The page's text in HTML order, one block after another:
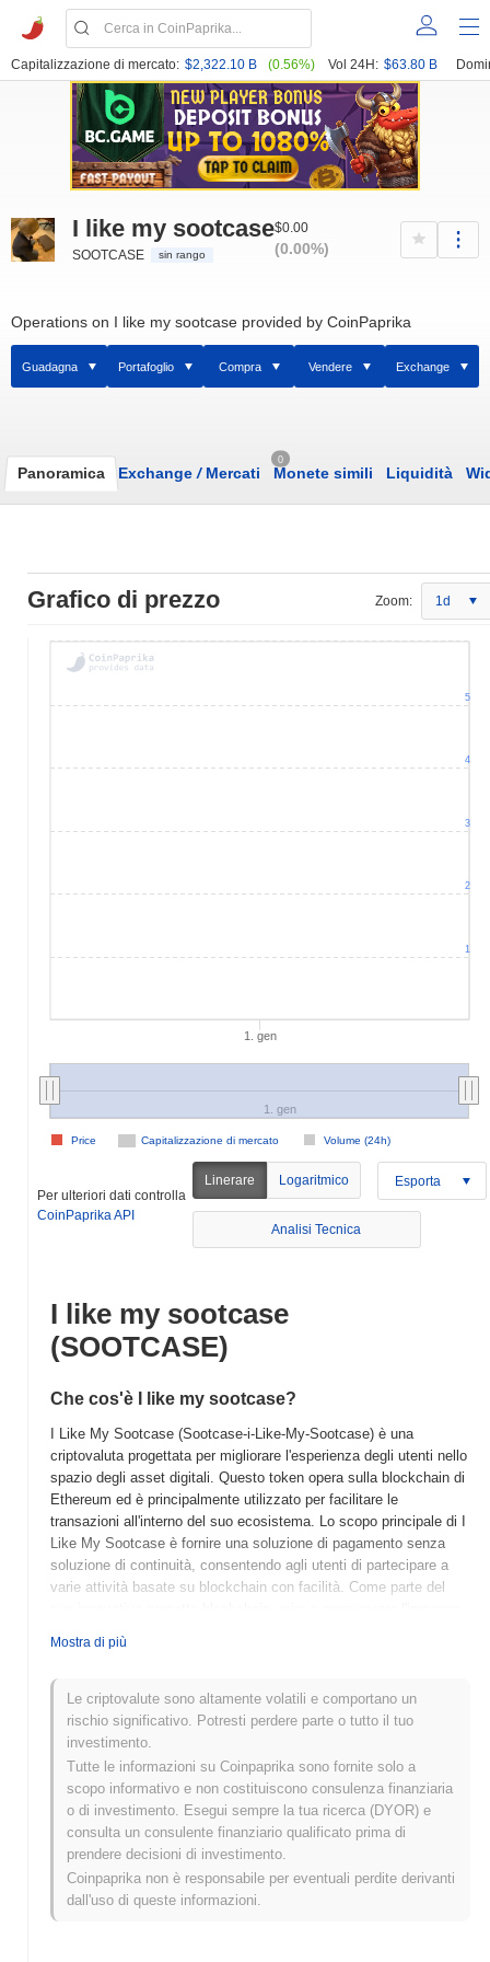
Capitalizzazione di mercato: $2,322.10 B (0.56%) Vol 24H: $63.80 B
I like my sootcase
SOOTCASE sin rango
$0.00
(0.00%)
Operations on I like my sootcase provided by CoinPaprika
Guadagna Portafoglio Compra Vendere Exchange
Panoramica Exchange /Mercati
0
Monete simili Liquidità
Grafico di prezzo Zoom: 1d
1. gen
Capitalizzazione di mercato Volume (24h)
Price
1. gen
1
2
3
4
5
Per ulteriori dati controlla
CoinPaprika API
Linerare Logaritmico Esporta
Analisi Tecnica
I like my sootcase
(SOOTCASE)
Che cos'è I like my sootcase?
I Like My Sootcase (Sootcase-i-Like-My-Sootcase) è una
criptovaluta progettata per migliorare l'esperienza degli utenti nello
spazio degli asset digitali. Questo token opera sulla blockchain di
Ethereum ed è principalmente utilizzato per facilitare le
transazioni all'interno del suo ecosistema. Lo scopo principale di I
Like My Sootcase è fornire una soluzione di pagamento senza
soluzione di continuità, consentendo agli utenti di partecipare a
varie attività basate su blockchain con facilità. Come parte del
I Like My Sootcase è stato lanciato nel 2021 come un progetto
unico volto a combinare elementi di branding di stile di vita con la
criptovaluta. Sviluppato da un team appassionato di viaggi e
espressione personale, il progetto ha rapidamente guadagnato
terreno all'interno di comunità di nicchia. È stato inizialmente
elencato su diversi exchange decentralizzati, il che ha contribuito
ad aumentare la sua visibilità e ad adottarlo da parte degli utenti.
Lo sviluppo iniziale del progetto è stato caratterizzato da iniziative
guidate dalla comunità e collaborazioni che hanno rafforzato la
sua identità di marca.
Mostra di più
Le criptovalute sono altamente volatili e comportano un
rischio significativo. Potresti perdere parte o tutto il tuo
investimento.
Tutte le informazioni su Coinpaprika sono fornite solo a
scopo informativo e non costituiscono consulenza finanziaria
o di investimento. Esegui sempre la tua ricerca (DYOR) e
consulta un consulente finanziario qualificato prima di
prendere decisioni di investimento.
Coinpaprika non è responsabile per eventuali perdite derivanti
dall'uso di queste informazioni.